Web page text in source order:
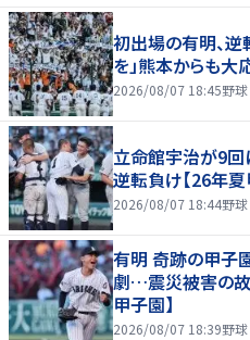
初出場の有明、
を」熊本からも大
2026/08/07 18:45野球
立命館宇治が9
逆転負け【26年夏
2026/08/07 18:44野球
有明 奇跡の甲子
劇…震災被害の故
甲子園】
2026/08/07 18:39野球